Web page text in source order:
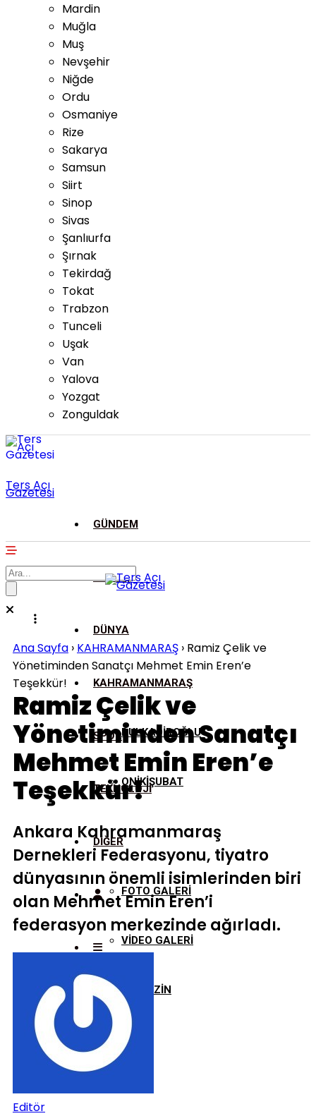
Mardin
Muğla
Muş
Nevşehir
Niğde
Ordu
Osmaniye
Rize
Sakarya
Samsun
Siirt
Sinop
Sivas
Şanlıurfa
Şırnak
Tekirdağ
Tokat
Trabzon
Tunceli
Uşak
Van
Yalova
Yozgat
Zonguldak
Ters Açı
Gazetesi
GÜNDEM
ASAYİŞ
DÜNYA
KAHRAMANMARAŞ
DULKADİROĞLU
ONİKİŞUBAT
SPOR
TEKNOLOJİ
DİĞER
FOTO GALERİ
VİDEO GALERİ
MAGAZİN
Ana Sayfa › KAHRAMANMARAŞ › Ramiz Çelik ve
Yönetiminden Sanatçı Mehmet Emin Eren’e
Teşekkür!
Ramiz Çelik ve
Yönetiminden Sanatçı
Mehmet Emin Eren’e
Teşekkür!
Ankara Kahramanmaraş
Dernekleri Federasyonu, tiyatro
dünyasının önemli isimlerinden biri
olan Mehmet Emin Eren’i
federasyon merkezinde ağırladı.
Editör